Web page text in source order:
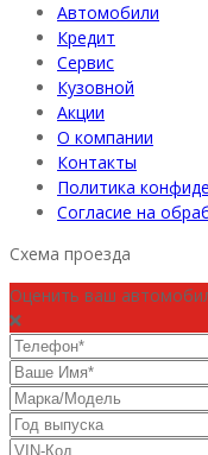
Автомобили
Кредит
Сервис
Кузовной
Акции
О компании
Контакты
Политика
Согласие на
Схема проезда
Оценить ваш